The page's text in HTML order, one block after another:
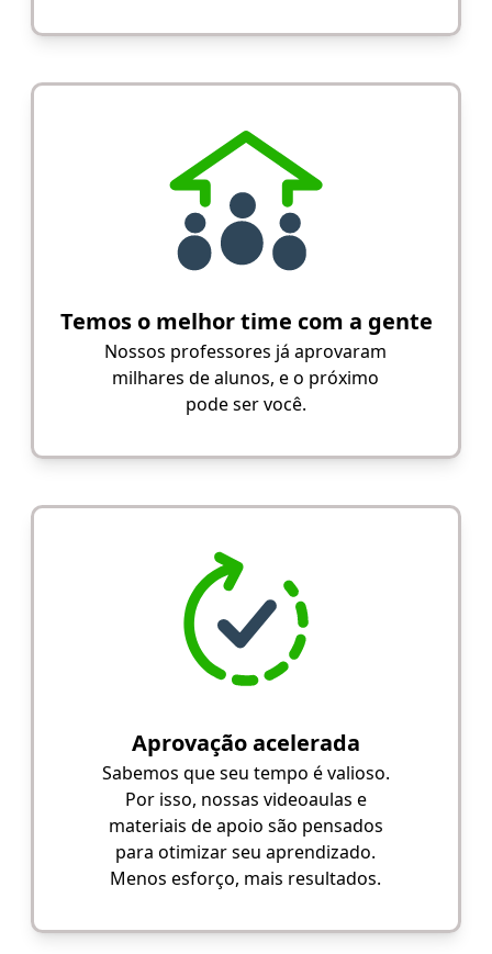
Temos o melhor time com a gente
Nossos professores já aprovaram
milhares de alunos, e o próximo
pode ser você.
Aprovação acelerada
Sabemos que seu tempo é valioso.
Por isso, nossas videoaulas e
materiais de apoio são pensados
para otimizar seu aprendizado.
Menos esforço, mais resultados.